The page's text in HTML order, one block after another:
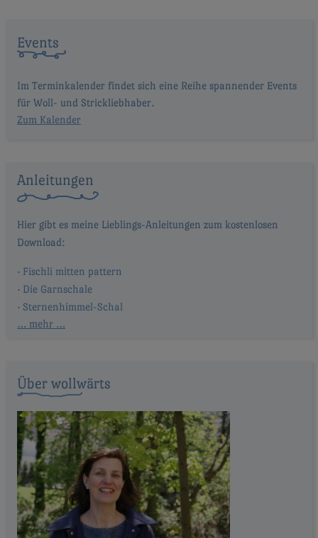
Events
Im Terminkalender findet sich eine Reihe spannender Events
für Woll- und Strickliebhaber.
Zum Kalender
Anleitungen
Fischli mitten pattern
Die Garnschale
Sternenhimmel-Schal
… mehr …
Über wollwärts